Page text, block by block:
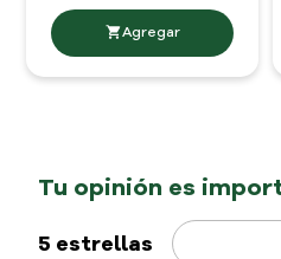
5 estrellas